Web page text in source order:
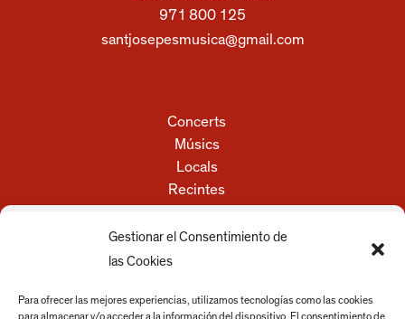
Gestionar el Consentimiento de
las Cookies
Para ofrecer las mejores experiencias, utilizamos tecnologías como las cookies
para almacenar y/o acceder a la información del dispositivo. El consentimiento de
971 800 125
santjosepesmusica@gmail.com
Concerts
Músics
Locals
Recintes
Empreses i serveis